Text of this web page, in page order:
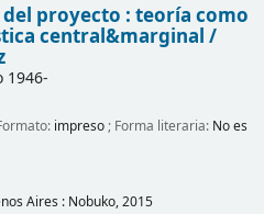
proyecto : teoría como
central&marginal /
1946-
impreso; Forma literaria: No es
Aires : Nobuko,2015